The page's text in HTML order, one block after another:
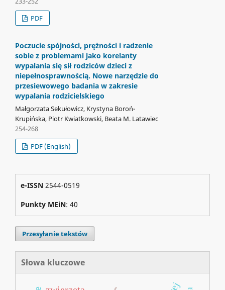
PDF
Poczucie spójności, prężności i radzenie
sobie z problemami jako korelanty
wypalania się sił rodziców dzieci z
niepełnosprawnością. Nowe narzędzie do
przesiewowego badania w zakresie
wypalania rodzicielskiego
Małgorzata Sekułowicz, Krystyna Boroń-
Krupińska, Piotr Kwiatkowski, Beata M. Latawiec
254-268
PDF (English)
e-ISSN 2544-0519
Punkty MEiN: 40
Przesyłanie tekstów
Słowa kluczowe